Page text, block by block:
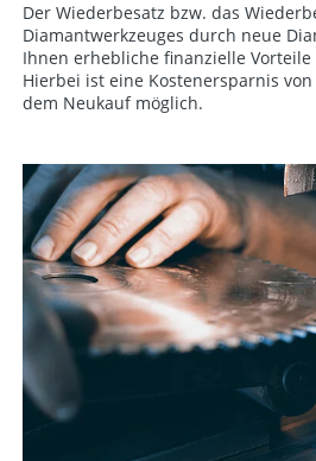
Der Wiederbesatz bzw. das
Diamantwerkzeuges durch neue
Ihnen erhebliche finanzielle Vorteile
Hierbei ist eine Kostenersparnis
dem Neukauf möglich.